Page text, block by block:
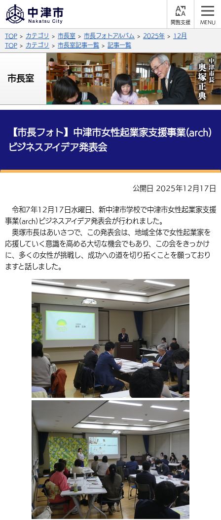
支
ふりがなをつける
背景色
青 白
文字の大きさ
拡大 標準 縮小
英語（English） 中国語（簡体字）
中国語（繁体字） 韓国語（한국어）
公式SNS
X (Twitter) YouTube
サイト内検索
総合メニュー
くらしの情報
届出・登録・証明 保険・年金
健康・予防
税金 住宅・インフラ
環境・衛生 生涯学習・スポーツ・人権
選挙 外国人の方向け情報
事業者の方へ
産業・雇用
農林水産業 税金
都市整備
施設情報 子どもを預ける
手当・助成 健康・医療
相談・支援・情報 計画・施策
観光・移住
観光なび スポットを探す
遊ぶ・体験する グルメ・食べる
市政情報
中津市について 市役所の紹介
地方創生・地域活性化 広報・広聴
TOP カテゴリ 市長室 市長フォトアルバム 2025年
12月
TOP
カテゴリ 市長室記事一覧 記事一覧
市長室
【市長フォト】中津市女性起業家支援事業(arch)
ビジネスアイデア発表会
公開日 2025年12月17日
令和7年12月17日水曜日、新中津市学校で中津市女性起業家支援
事業(arch)ビジネスアイデア発表会が行われました。
奥塚市長はあいさつで、この発表会は、地域全体で女性起業家を
応援していく意識を高める大切な機会でもあり、この会をきっかけ
に、多くの女性が挑戦し、成功への道を切り拓くことを願っており
ますと話しました。